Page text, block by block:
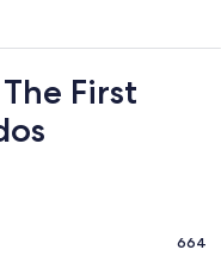
First
664